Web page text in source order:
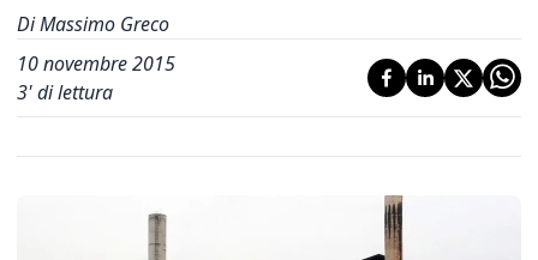
Di Massimo Greco
10 novembre 2015
3' di lettura